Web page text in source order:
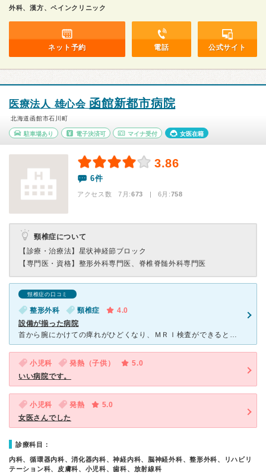
外科、漢方、ペインクリニック
ネット予約 電話 公式サイト
医療法人 雄心会 函館新都市病院
北海道函館市石川町
駐車場あり 電子決済可 マイナ受付 女医在籍
3.86
6件
アクセス数 7月:673 | 6月:758
頸椎症について
【診療・治療法】 星状神経節ブロック
【専門医・資格】 整形外科専門医、脊椎脊髄外科専門医
頸椎症の口コミ
整形外科 頸椎症
4.0
設備が揃った病院
首から腕にかけての痺れがひどくなり、ＭＲＩ検査ができるところを探し、お見舞いなどでたびたび訪れたことがあるこちらの病院を選択。待合室は広めですので、外来患者は多いですが、立ち待ちするほどではありません
小児科 発熱（子供）
5.0
いい病院です。
小児科 発熱
5.0
女医さんでした
診療科目：
内科、循環器内科、消化器内科、神経内科、脳神経外科、整形外科、リハビリ
テーション科、皮膚科、小児科、歯科、放射線科